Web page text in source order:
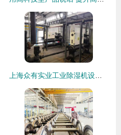
上海众有实业工业除湿机设备在玻璃生产车间与机械装备制造中的核心作用